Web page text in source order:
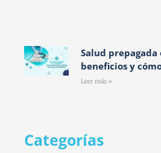
Salud prepagada
beneficios y
Leer más »
Categorías